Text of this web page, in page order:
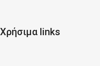
Χρήσιμα links